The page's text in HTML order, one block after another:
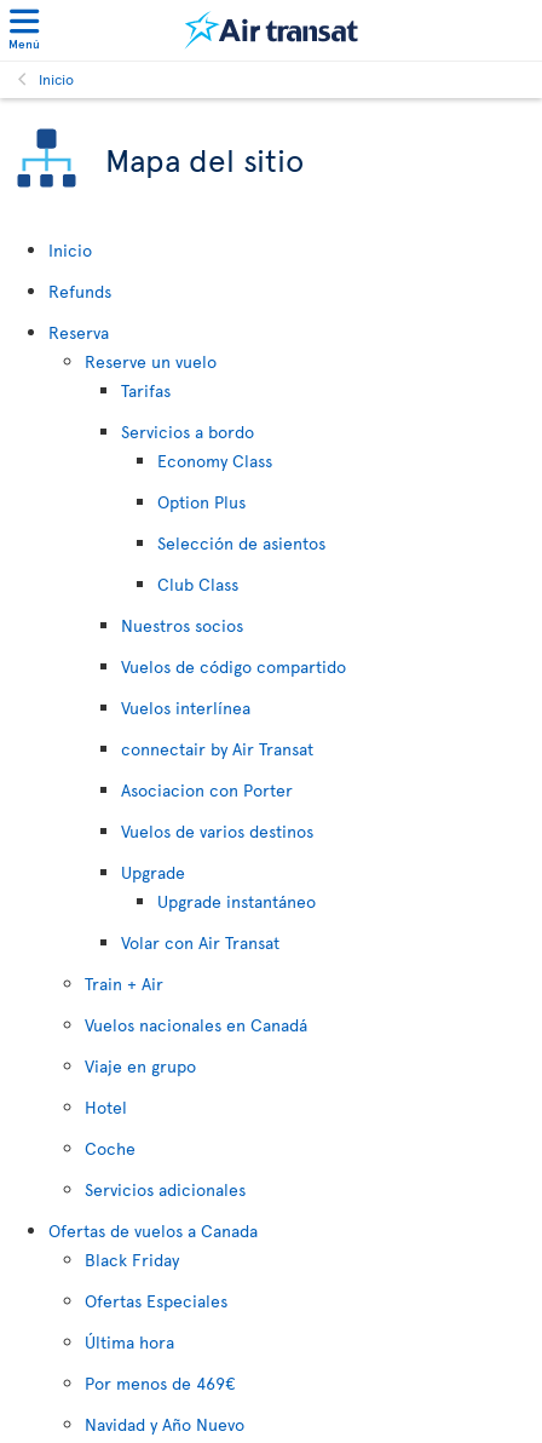
Menú
Inicio
Mapa del sitio
Inicio
Refunds
Reserva
Reserve un vuelo
Tarifas
Servicios a bordo
Economy Class
Option Plus
Selección de asientos
Club Class
Nuestros socios
Vuelos de código compartido
Vuelos interlínea
connectair by Air Transat
Asociacion con Porter
Vuelos de varios destinos
Upgrade
Upgrade instantáneo
Volar con Air Transat
Train + Air
Vuelos nacionales en Canadá
Viaje en grupo
Hotel
Coche
Servicios adicionales
Ofertas de vuelos a Canada
Black Friday
Ofertas Especiales
Última hora
Por menos de 469€
Navidad y Año Nuevo